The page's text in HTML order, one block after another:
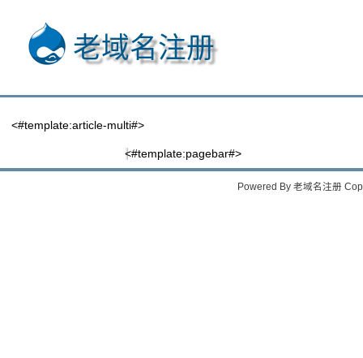
老域名注册
<#template:article-multi#>
<#template:pagebar#>
Powered By 老域名注册